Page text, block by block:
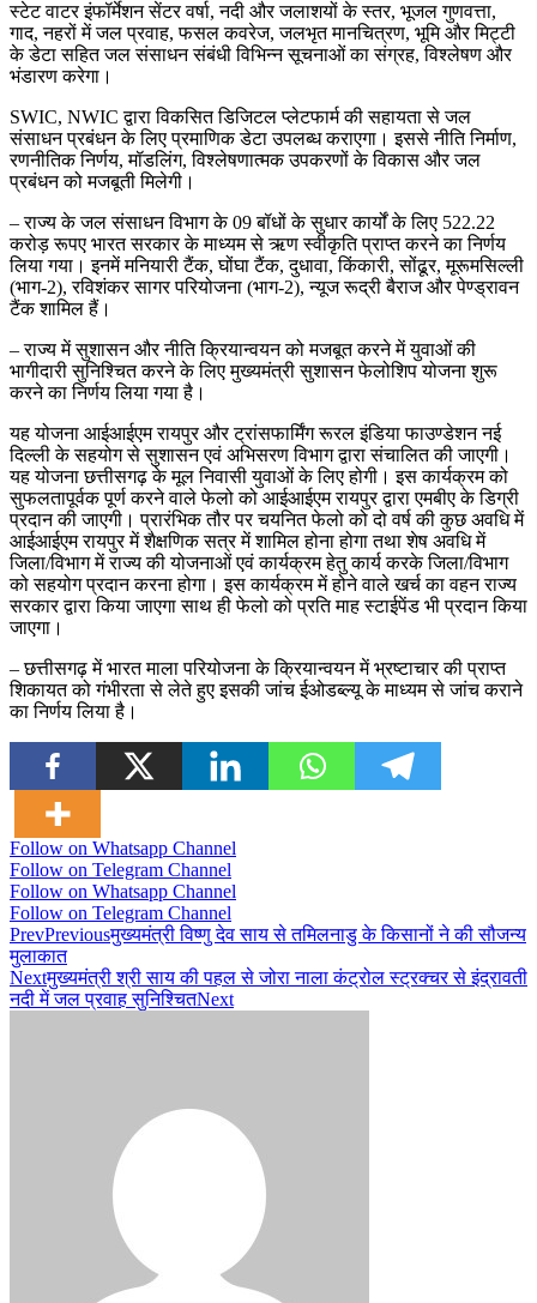
स्टेट वाटर इंफॉर्मेशन सेंटर वर्षा, नदी और जलाशयों के स्तर, भूजल गुणवत्ता,
गाद, नहरों में जल प्रवाह, फसल कवरेज, जलभृत मानचित्रण, भूमि और मिट्टी
के डेटा सहित जल संसाधन संबंधी विभिन्न सूचनाओं का संग्रह, विश्लेषण और
भंडारण करेगा।
SWIC, NWIC द्वारा विकसित डिजिटल प्लेटफार्म की सहायता से जल
संसाधन प्रबंधन के लिए प्रमाणिक डेटा उपलब्ध कराएगा। इससे नीति निर्माण,
रणनीतिक निर्णय, मॉडलिंग, विश्लेषणात्मक उपकरणों के विकास और जल
प्रबंधन को मजबूती मिलेगी।
– राज्य के जल संसाधन विभाग के 09 बॉधों के सुधार कार्यों के लिए 522.22
करोड़ रूपए भारत सरकार के माध्यम से ऋण स्वीकृति प्राप्त करने का निर्णय
लिया गया। इनमें मनियारी टैंक, घोंघा टैंक, दुधावा, किंकारी, सोंढूर, मूरूमसिल्ली
(भाग-2), रविशंकर सागर परियोजना (भाग-2), न्यूज रूद्री बैराज और पेण्ड्रावन
टैंक शामिल हैं।
– राज्य में सुशासन और नीति क्रियान्वयन को मजबूत करने में युवाओं की
भागीदारी सुनिश्चित करने के लिए मुख्यमंत्री सुशासन फेलोशिप योजना शुरू
करने का निर्णय लिया गया है।
यह योजना आईआईएम रायपुर और ट्रांसफार्मिंग रूरल इंडिया फाउण्डेशन नई
दिल्ली के सहयोग से सुशासन एवं अभिसरण विभाग द्वारा संचालित की जाएगी।
यह योजना छत्तीसगढ़ के मूल निवासी युवाओं के लिए होगी। इस कार्यक्रम को
सुफलतापूर्वक पूर्ण करने वाले फेलो को आईआईएम रायपुर द्वारा एमबीए के डिग्री
प्रदान की जाएगी। प्रारंभिक तौर पर चयनित फेलो को दो वर्ष की कुछ अवधि में
आईआईएम रायपुर में शैक्षणिक सत्र में शामिल होना होगा तथा शेष अवधि में
जिला/विभाग में राज्य की योजनाओं एवं कार्यक्रम हेतु कार्य करके जिला/विभाग
को सहयोग प्रदान करना होगा। इस कार्यक्रम में होने वाले खर्च का वहन राज्य
सरकार द्वारा किया जाएगा साथ ही फेलो को प्रति माह स्टाईपेंड भी प्रदान किया
जाएगा।
– छत्तीसगढ़ में भारत माला परियोजना के क्रियान्वयन में भ्रष्टाचार की प्राप्त
शिकायत को गंभीरता से लेते हुए इसकी जांच ईओडब्ल्यू के माध्यम से जांच कराने
का निर्णय लिया है।
Follow on Whatsapp Channel
Follow on Telegram Channel
Follow on Whatsapp Channel
Follow on Telegram Channel
PrevPreviousमुख्यमंत्री विष्णु देव साय से तमिलनाडु के किसानों ने की सौजन्य
मुलाकात
Nextमुख्यमंत्री श्री साय की पहल से जोरा नाला कंट्रोल स्ट्रक्चर से इंद्रावती
नदी में जल प्रवाह सुनिश्चितNext